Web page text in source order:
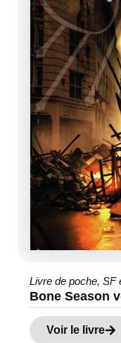
Livre de poche, SF
Bone Season
Voir le livre